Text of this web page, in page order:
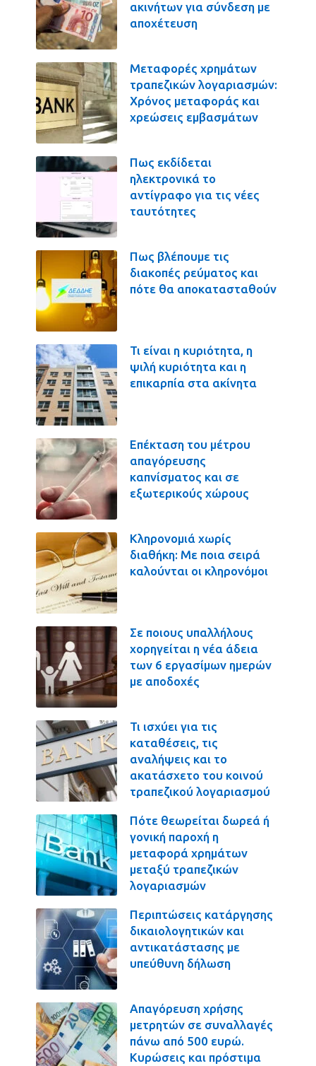
ακινήτων για σύνδεση με
αποχέτευση
Μεταφορές χρημάτων
τραπεζικών λογαριασμών:
Χρόνος μεταφοράς και
χρεώσεις εμβασμάτων
Πως εκδίδεται
ηλεκτρονικά το
αντίγραφο για τις νέες
ταυτότητες
Πως βλέπουμε τις
διακοπές ρεύματος και
πότε θα αποκατασταθούν
Τι είναι η κυριότητα, η
ψιλή κυριότητα και η
επικαρπία στα ακίνητα
Επέκταση του μέτρου
απαγόρευσης
καπνίσματος και σε
εξωτερικούς χώρους
Κληρονομιά χωρίς
διαθήκη: Με ποια σειρά
καλούνται οι κληρονόμοι
Σε ποιους υπαλλήλους
χορηγείται η νέα άδεια
των 6 εργασίμων ημερών
με αποδοχές
Τι ισχύει για τις
καταθέσεις, τις
αναλήψεις και το
ακατάσχετο του κοινού
τραπεζικού λογαριασμού
Πότε θεωρείται δωρεά ή
γονική παροχή η
μεταφορά χρημάτων
μεταξύ τραπεζικών
λογαριασμών
Περιπτώσεις κατάργησης
δικαιολογητικών και
αντικατάστασης με
υπεύθυνη δήλωση
Απαγόρευση χρήσης
μετρητών σε συναλλαγές
πάνω από 500 ευρώ.
Κυρώσεις και πρόστιμα